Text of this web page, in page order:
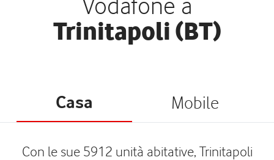
Trinitapoli (BT)
Casa Mobile
Con le sue 5912 unità abitative, Trinitapoli